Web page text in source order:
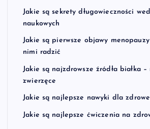
Jakie są sekrety długowieczności
naukowych
Jakie są pierwsze objawy
nimi radzić
Jakie są najzdrowsze źródła białka
zwierzęce
Jakie są najlepsze nawyki dla
Jakie są najlepsze ćwiczenia na